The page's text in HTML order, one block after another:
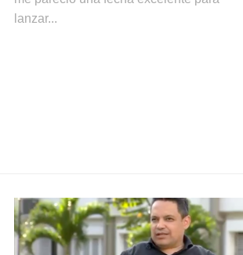
lanzar...